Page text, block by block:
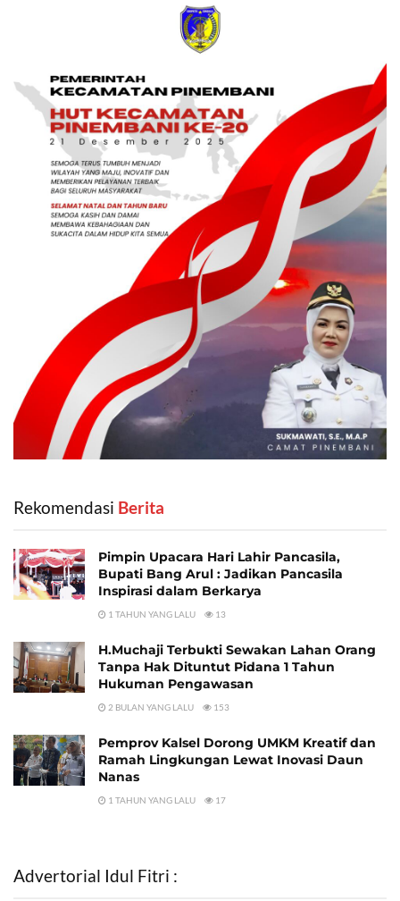
Rekomendasi ‎ Berita
Pimpin Upacara Hari Lahir Pancasila,
Bupati Bang Arul : Jadikan Pancasila
Inspirasi dalam Berkarya
1 TAHUN YANG LALU 13
H.Muchaji Terbukti Sewakan Lahan Orang
Tanpa Hak Dituntut Pidana 1 Tahun
Hukuman Pengawasan
2 BULAN YANG LALU 153
Pemprov Kalsel Dorong UMKM Kreatif dan
Ramah Lingkungan Lewat Inovasi Daun
Nanas
1 TAHUN YANG LALU 17
Advertorial Idul Fitri :